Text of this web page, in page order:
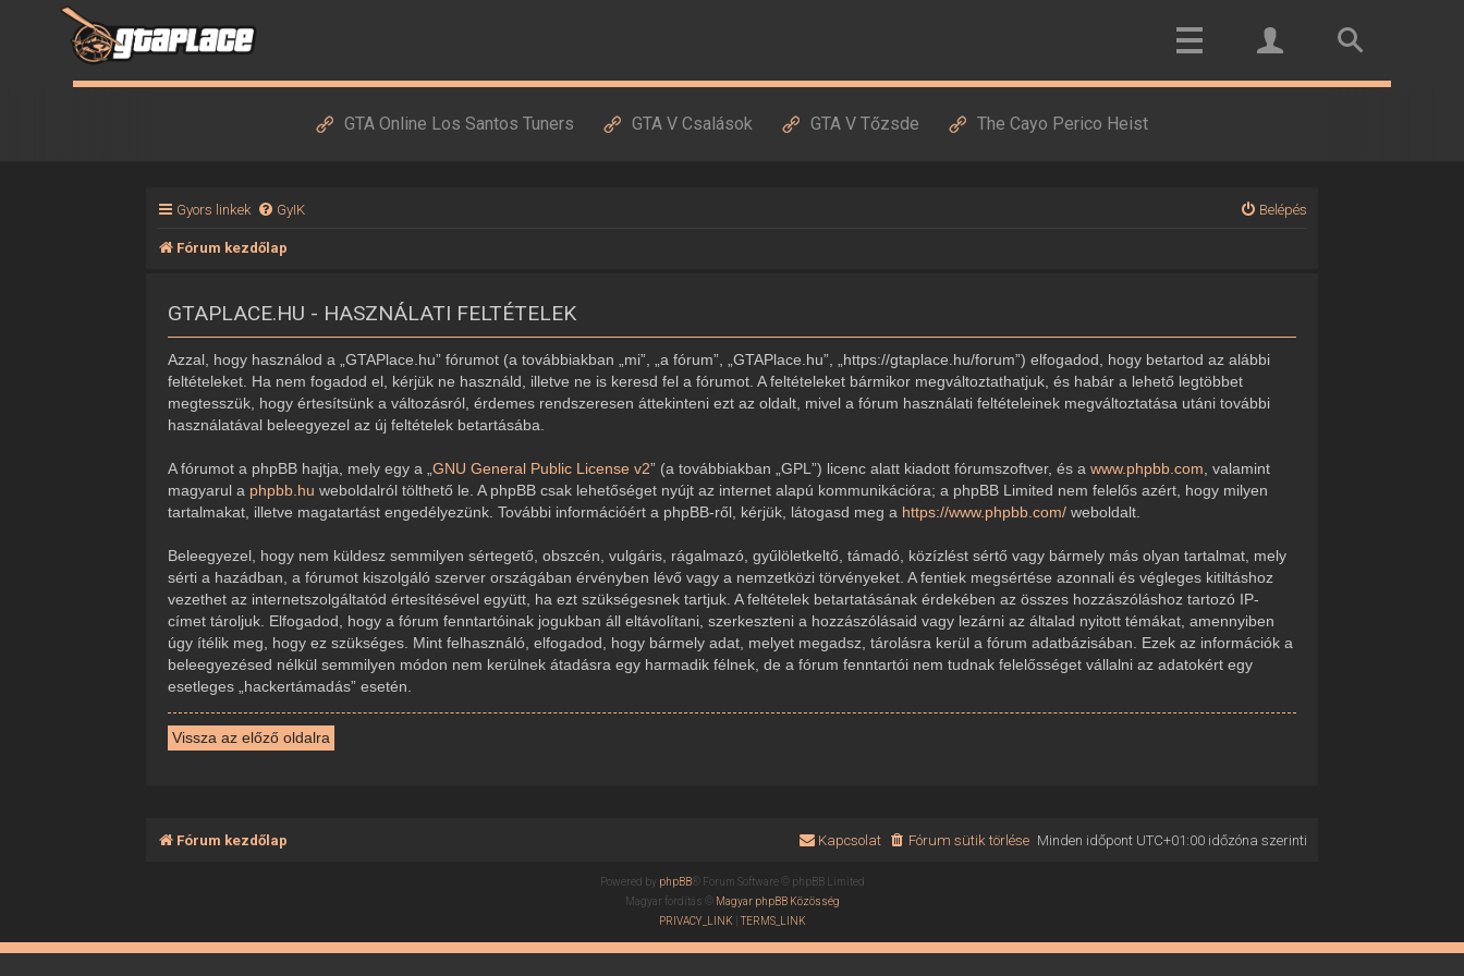
GTA Online Los Santos Tuners GTA V Csalások GTA V Tőzsde The Cayo Perico Heist
Gyors linkek GyIK Belépés
Fórum kezdőlap
GTAPLACE.HU - HASZNÁLATI FELTÉTELEK
Azzal, hogy használod a „GTAPlace.hu” fórumot (a továbbiakban „mi”, „a fórum”, „GTAPlace.hu”, „https://gtaplace.hu/forum”) elfogadod, hogy betartod az alábbi
feltételeket. Ha nem fogadod el, kérjük ne használd, illetve ne is keresd fel a fórumot. A feltételeket bármikor megváltoztathatjuk, és habár a lehető legtöbbet
megtesszük, hogy értesítsünk a változásról, érdemes rendszeresen áttekinteni ezt az oldalt, mivel a fórum használati feltételeinek megváltoztatása utáni további
használatával beleegyezel az új feltételek betartásába.
A fórumot a phpBB hajtja, mely egy a „GNU General Public License v2” (a továbbiakban „GPL”) licenc alatt kiadott fórumszoftver, és awww.phpbb.com , valamint
magyarul a phpbb.hu weboldalról tölthető le. A phpBB csak lehetőséget nyújt az internet alapú kommunikációra; a phpBB Limited nem felelős azért, hogy milyen
tartalmakat, illetve magatartást engedélyezünk. További információért a phpBB-ről, kérjük, látogasd meg a https://www.phpbb.com/ weboldalt.
Beleegyezel, hogy nem küldesz semmilyen sértegető, obszcén, vulgáris, rágalmazó, gyűlöletkeltő, támadó, közízlést sértő vagy bármely más olyan tartalmat, mely
sérti a hazádban, a fórumot kiszolgáló szerver országában érvényben lévő vagy a nemzetközi törvényeket. A fentiek megsértése azonnali és végleges kitiltáshoz
vezethet az internetszolgáltatód értesítésével együtt, ha ezt szükségesnek tartjuk. A feltételek betartatásának érdekében az összes hozzászóláshoz tartozó IP-
címet tároljuk. Elfogadod, hogy a fórum fenntartóinak jogukban áll eltávolítani, szerkeszteni a hozzászólásaid vagy lezárni az általad nyitott témákat, amennyiben
úgy ítélik meg, hogy ez szükséges. Mint felhasználó, elfogadod, hogy bármely adat, melyet megadsz, tárolásra kerül a fórum adatbázisában. Ezek az információk a
beleegyezésed nélkül semmilyen módon nem kerülnek átadásra egy harmadik félnek, de a fórum fenntartói nem tudnak felelősséget vállalni az adatokért egy
esetleges „hackertámadás” esetén.
Vissza az előző oldalra
Fórum kezdőlap Minden időpont UTC+01:00időzóna szerinti
Fórum sütik törlése
Kapcsolat
Powered by phpBB® Forum Software © phpBB Limited
Magyar fordítás © Magyar phpBB Közösség
PRIVACY_LINK |TERMS_LINK